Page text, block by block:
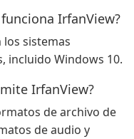
IrfanView?
sistemas
incluido Windows 10.
IrfanView?
de archivo de
de audio y